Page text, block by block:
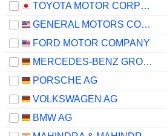
TOYOTA MOTOR CORPORATION
GENERAL MOTORS COMPANY
FORD MOTOR COMPANY
MERCEDES-BENZ GROUP AG
PORSCHE AG
VOLKSWAGEN AG
BMW AG